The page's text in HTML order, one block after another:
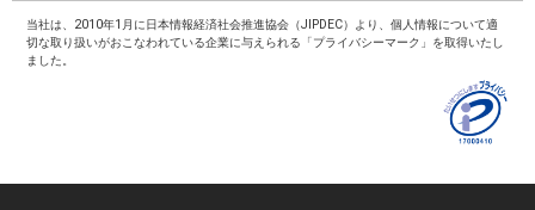
当社は、2010年1月に日本情報経済社会推進協会（JIPDEC）より、個人情報について適
切な取り扱いがおこなわれている企業に与えられる「プライバシーマーク」を取得いたし
ました。